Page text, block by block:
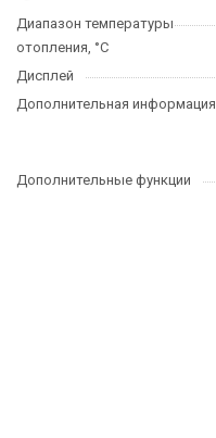
Диапазон температуры
отопления, °C
Дисплей
Дополнительная информация
Дополнительные функции